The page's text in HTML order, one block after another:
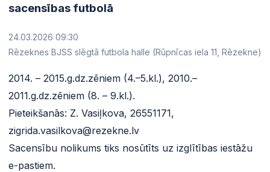
sacensības futbolā
24.03.2026 09:30
Rēzeknes BJSS slēgtā futbola halle (Rūpnīcas iela 11, Rēzekne)
2014. – 2015.g.dz.zēniem (4.–5.kl.), 2010.–
2011.g.dz.zēniem (8. – 9.kl.).
Pieteikšanās: Z. Vasiļkova, 26551171,
zigrida.vasilkova@rezekne.lv
Sacensību nolikums tiks nosūtīts uz izglītības iestāžu
e-pastiem.